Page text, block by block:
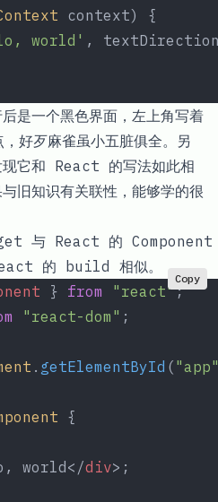
context) {
world' ,
是一个黑色界面，左上角写着
好歹麻雀虽小五脏俱全。另
它和 React 的写法如此相
旧知识有关联性，能够学的很
与 React 的 Component
的 build 相似。
} from "react";
"react-dom" ;
. getElementById (
{
world</div>;
Copy